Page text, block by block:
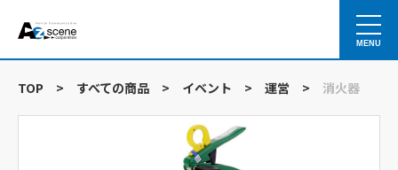
MENU
TOP > すべての商品 > イベント > 運営 > 消火器